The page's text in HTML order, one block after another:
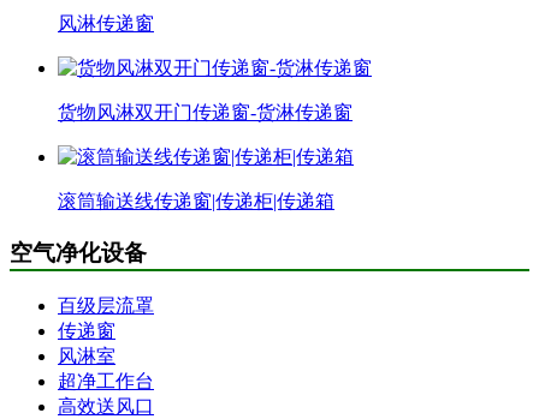
风淋传递窗
货物风淋双开门传递窗-货淋传递窗
滚筒输送线传递窗|传递柜|传递箱
空气净化设备
百级层流罩
传递窗
风淋室
超净工作台
高效送风口